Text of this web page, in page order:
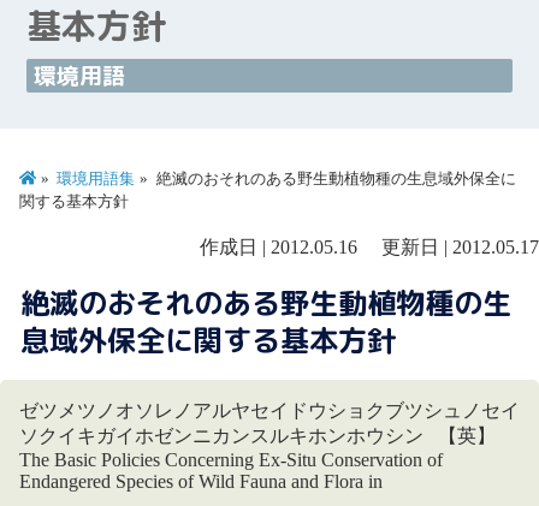
基本方針
環境用語
環境用語集
絶滅のおそれのある野生動植物種の生息域外保全に
関する基本方針
作成日 | 2012.05.16 更新日 | 2012.05.17
絶滅のおそれのある野生動植物種の生
息域外保全に関する基本方針
ゼツメツノオソレノアルヤセイドウショクブツシュノセイ
ソクイキガイホゼンニカンスルキホンホウシン 【英】
The Basic Policies Concerning Ex-Situ Conservation of
Endangered Species of Wild Fauna and Flora in